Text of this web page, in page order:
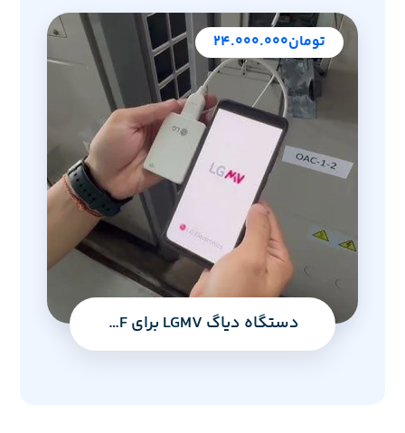
دستگاه دیاگ LGMV برای VRF و داکت اسپلیت اینورتر ال‌جی
تومان۲۴.۰۰۰.۰۰۰